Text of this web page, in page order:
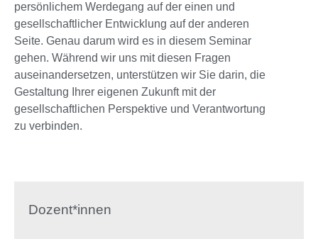
persönlichem Werdegang auf der einen und
gesellschaftlicher Entwicklung auf der anderen
Seite. Genau darum wird es in diesem Seminar
gehen. Während wir uns mit diesen Fragen
auseinandersetzen, unterstützen wir Sie darin, die
Gestaltung Ihrer eigenen Zukunft mit der
gesellschaftlichen Perspektive und Verantwortung
zu verbinden.
Dozent*innen